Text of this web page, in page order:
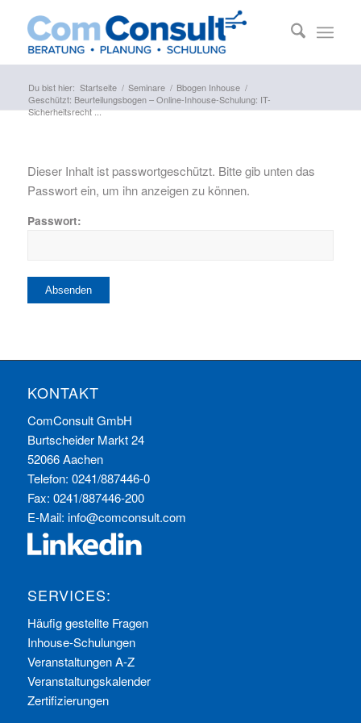
Du bist hier: Startseite / Seminare / Bbogen Inhouse /
Geschützt: Beurteilungsbogen – Online-Inhouse-Schulung: IT-
Sicherheitsrecht ...
Dieser Inhalt ist passwortgeschützt. Bitte gib unten das
Passwort ein, um ihn anzeigen zu können.
Passwort:
KONTAKT
ComConsult GmbH
Burtscheider Markt 24
52066 Aachen
Telefon: 0241/887446-0
Fax: 0241/887446-200
E-Mail: info@comconsult.com
SERVICES:
Häufig gestellte Fragen
Inhouse-Schulungen
Veranstaltungen A-Z
Veranstaltungskalender
Zertifizierungen